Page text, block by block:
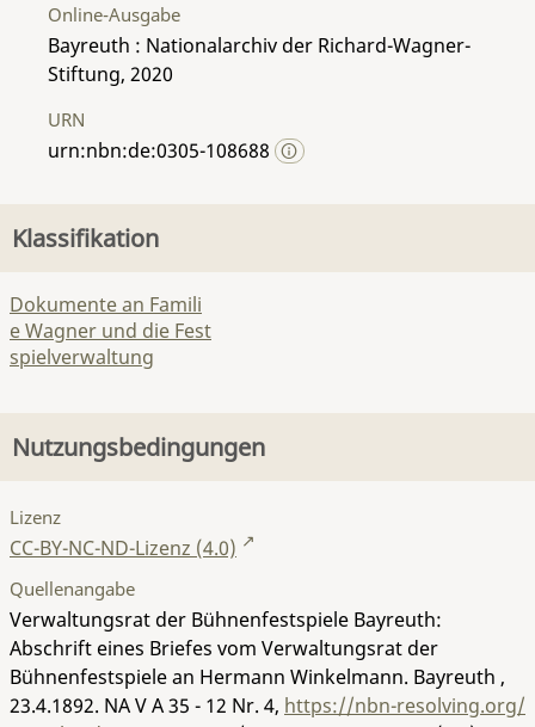
Online-Ausgabe
Bayreuth : Nationalarchiv der Richard-Wagner-
Stiftung, 2020
URN
urn:nbn:de:0305-108688
Klassifikation
Dokumente an Famili
e Wagner und die Fest
spielverwaltung
Nutzungsbedingungen
Lizenz
CC-BY-NC-ND-Lizenz (4.0)
Quellenangabe
Verwaltungsrat der Bühnenfestspiele Bayreuth:
Abschrift eines Briefes vom Verwaltungsrat der
Bühnenfestspiele an Hermann Winkelmann. Bayreuth ,
23.4.1892. NA V A 35 - 12 Nr. 4, https://nbn-resolving.org/